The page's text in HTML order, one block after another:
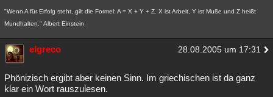
"Wenn A für Erfolg steht, gilt die Formel: A = X + Y + Z. X ist Arbeit, Y ist Muße und Z heißt
Mundhalten." Albert Einstein
elgreco 28.08.2005 um 17:31
Phönizisch ergibt aber keinen Sinn. Im griechischen ist da ganz
klar ein Wort rauszulesen.